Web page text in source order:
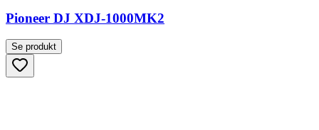
Pioneer DJ XDJ-1000MK2
Se produkt